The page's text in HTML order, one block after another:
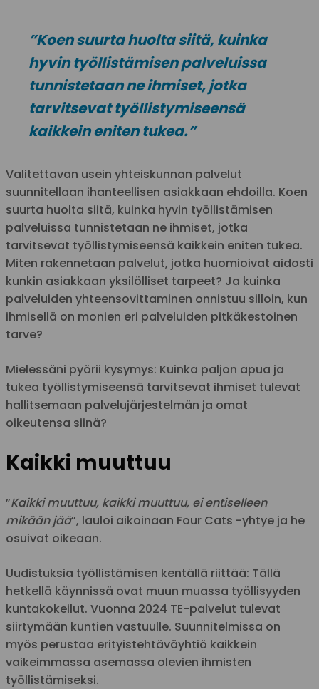
”Koen suurta huolta siitä, kuinka
hyvin työllistämisen palveluissa
tunnistetaan ne ihmiset, jotka
tarvitsevat työllistymiseensä
kaikkein eniten tukea.”
Valitettavan usein yhteiskunnan palvelut
suunnitellaan ihanteellisen asiakkaan ehdoilla. Koen
suurta huolta siitä, kuinka hyvin työllistämisen
palveluissa tunnistetaan ne ihmiset, jotka
tarvitsevat työllistymiseensä kaikkein eniten tukea.
Miten rakennetaan palvelut, jotka huomioivat aidosti
kunkin asiakkaan yksilölliset tarpeet? Ja kuinka
palveluiden yhteensovittaminen onnistuu silloin, kun
ihmisellä on monien eri palveluiden pitkäkestoinen
tarve?
Mielessäni pyörii kysymys: Kuinka paljon apua ja
tukea työllistymiseensä tarvitsevat ihmiset tulevat
hallitsemaan palvelujärjestelmän ja omat
oikeutensa siinä?
Kaikki muuttuu
”Kaikki muuttuu, kaikki muuttuu, ei entiselleen
mikään jää”, lauloi aikoinaan Four Cats -yhtye ja he
osuivat oikeaan.
Uudistuksia työllistämisen kentällä riittää: Tällä
hetkellä käynnissä ovat muun muassa työllisyyden
kuntakokeilut. Vuonna 2024 TE-palvelut tulevat
siirtymään kuntien vastuulle. Suunnitelmissa on
myös perustaa erityistehtäväyhtiö kaikkein
vaikeimmassa asemassa olevien ihmisten
työllistämiseksi.